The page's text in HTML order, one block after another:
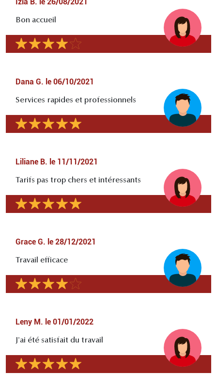
Izia B. le 26/08/2021
Bon accueil
Dana G. le 06/10/2021
Services rapides et professionnels
Liliane B. le 11/11/2021
Tarifs pas trop chers et intéressants
Grace G. le 28/12/2021
Travail efficace
Leny M. le 01/01/2022
J'ai été satisfait du travail